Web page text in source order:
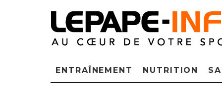
ENTRAÎNEMENT NUTRITION